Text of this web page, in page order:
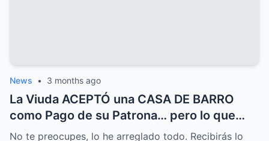
News • 3 months ago
La Viuda ACEPTÓ una CASA DE BARRO
como Pago de su Patrona… pero lo que
ENCONTRÓ lo CAMBIO TODO
No te preocupes, lo he arreglado todo. Recibirás lo